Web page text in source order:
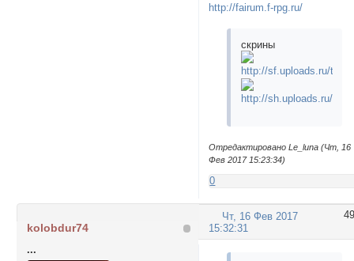
http://fairum.f-rpg.ru/
скрины
Отредактировано Le_luna (Чт, 16
Фев 2017 15:23:34)
0
49
Чт, 16 Фев 2017
15:32:31
kolobdur74
...